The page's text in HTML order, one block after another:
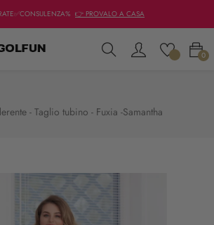
👉 PROVALO A CASA
0
- Taglio tubino - Fuxia -Samantha